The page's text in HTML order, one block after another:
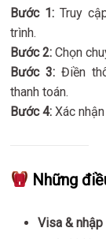
Bước 1: Truy
trình.
Bước 2: Chọn
Bước 3: Điền
thanh toán.
Bước 4: Xác
Những
Visa & nhập